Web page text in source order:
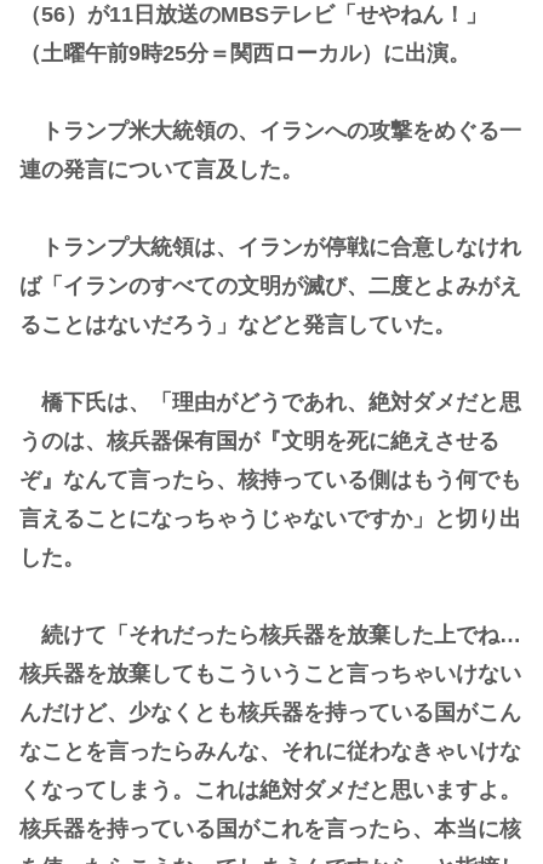
（56）が11日放送のMBSテレビ「せやねん！」
（土曜午前9時25分＝関西ローカル）に出演。
トランプ米大統領の、イランへの攻撃をめぐる一
連の発言について言及した。
トランプ大統領は、イランが停戦に合意しなけれ
ば「イランのすべての文明が滅び、二度とよみがえ
ることはないだろう」などと発言していた。
橋下氏は、「理由がどうであれ、絶対ダメだと思
うのは、核兵器保有国が『文明を死に絶えさせる
ぞ』なんて言ったら、核持っている側はもう何でも
言えることになっちゃうじゃないですか」と切り出
した。
続けて「それだったら核兵器を放棄した上でね…
核兵器を放棄してもこういうこと言っちゃいけない
んだけど、少なくとも核兵器を持っている国がこん
なことを言ったらみんな、それに従わなきゃいけな
くなってしまう。これは絶対ダメだと思いますよ。
核兵器を持っている国がこれを言ったら、本当に核